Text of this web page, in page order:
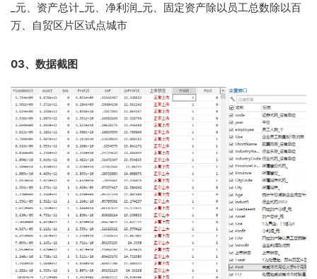
_元、资产总计_元、净利润_元、固定资产除以员工总数除以百
万、自贸区片区试点城市
03、数据截图